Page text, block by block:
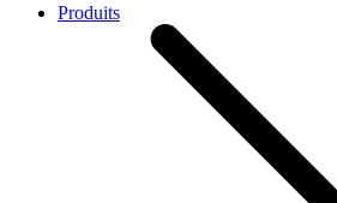
Produits